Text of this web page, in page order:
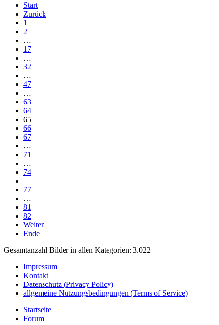
Start
Zurück
1
2
…
17
…
32
…
47
…
63
64
65
66
67
…
71
…
74
…
77
…
81
82
Weiter
Ende
Gesamtanzahl Bilder in allen Kategorien: 3.022
Impressum
Kontakt
Datenschutz (Privacy Policy)
allgemeine Nutzungsbedingungen (Terms of Service)
Startseite
Forum